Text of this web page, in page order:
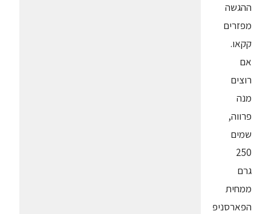
ההגשה
מפזרים
קקאו.
אם
רוצים
מנה
פרווה,
שמים
250
גרם
ממחית
הפארסניפ